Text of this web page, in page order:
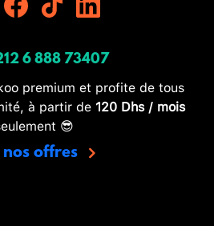
6 888 73407
premium et profite de tous
à partir de 120 Dhs / mois
😎
offres